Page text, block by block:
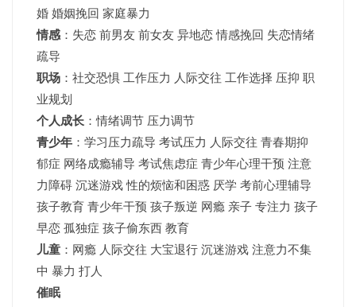
婚 婚姻挽回 家庭暴力
情感 ：失恋 前男友 前女友 异地恋 情感挽回 失恋情绪
疏导
职场 ：社交恐惧 工作压力 人际交往 工作选择 压抑 职
业规划
个人成长 ：情绪调节 压力调节
青少年 ： 学习压力疏导 考试压力 人际交往 青春期抑
郁症 网络成瘾辅导 考试焦虑症 青少年心理干预 注意
力障碍 沉迷游戏 性的烦恼和困惑 厌学 考前心理辅导
孩子教育 青少年干预 孩子叛逆 网瘾 亲子 专注力 孩子
早恋 孤独症 孩子偷东西 教育
儿童 ：网瘾 人际交往 大宝退行 沉迷游戏 注意力不集
中 暴力 打人
催眠